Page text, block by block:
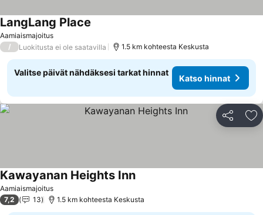
Aamiaismajoitus
LangLang Place
/ Luokitusta ei ole saatavilla 1.5 km kohteesta Keskusta
Valitse päivät nähdäksesi tarkat hinnat
Katso hinnat
Jaa
Aamiaismajoitus
Kawayanan Heights InnKatso hinnat
7,2 13 1.5 km kohteesta Keskusta